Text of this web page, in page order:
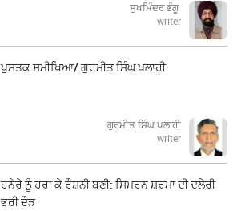
ਸੁਖਮਿੰਦਰ ਭੰਗੂ
writer
ਪੁਸਤਕ ਸਮੀਖਿਆ/ ਗੁਰਮੀਤ ਸਿੰਘ ਪਲਾਹੀ
ਗੁਰਮੀਤ ਸਿੰਘ ਪਲਾਹੀ
writer
ਹਨੇਰੇ ਨੂੰ ਹਰਾ ਕੇ ਰੌਸ਼ਨੀ ਬਣੀ: ਸਿਮਰਨ ਸ਼ਰਮਾ ਦੀ ਦਲੇਰੀ
ਭਰੀ ਦੌੜ